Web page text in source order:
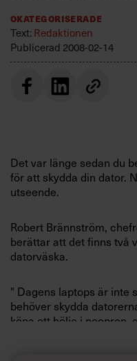
Annonsera
Villkor och policy för
efter:
Populära
Okategoriserade
Text: Redaktionen
Publicerad 2008-02-14
Det var länge sedan du
för att skydda din dator.
utseende.
Robert Brännström,
berättar att det finns två
datorväska.
" Dagens laptops är inte
behöver skydda
köpa ett hölje i neopren,